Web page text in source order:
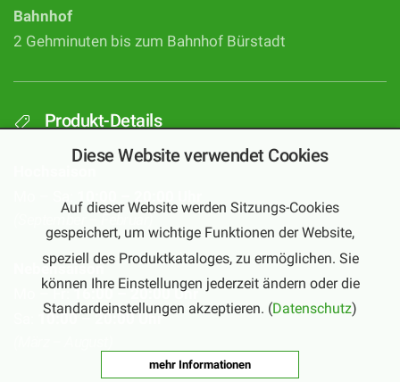
Bahnhof
2 Gehminuten bis zum Bahnhof Bürstadt
Produkt-Details
10:00 – 20:00 Uhr
Nebensaison
Mo – Fr:
16:00 – 20:00 Uhr
10:00 – 20:00 Uhr
Diese Website verwendet Cookies
Auf dieser Website werden Sitzungs-Cookies
gespeichert, um wichtige Funktionen der Website,
speziell des Produktkataloges, zu ermöglichen. Sie
können Ihre Einstellungen jederzeit ändern oder die
Standardeinstellungen akzeptieren. (Datenschutz)
mehr Informationen